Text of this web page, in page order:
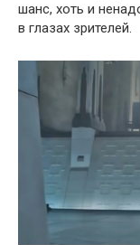
шанс, хоть и
в глазах зрителей.